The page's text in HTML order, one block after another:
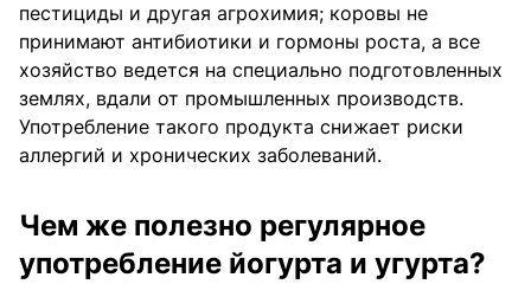
пестициды и другая агрохимия; коровы не
принимают антибиотики и гормоны роста, а все
хозяйство ведется на специально подготовленных
землях, вдали от промышленных производств.
Употребление такого продукта снижает риски
аллергий и хронических заболеваний.
Чем же полезно регулярное
употребление йогурта и угурта?